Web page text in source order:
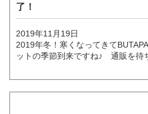
了！
2019年11月19日
2019年冬！寒くなってきて
ットの季節到来ですね♪ 通販を待